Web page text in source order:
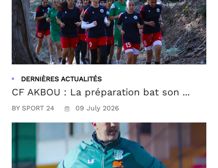
DERNIÈRES ACTUALITÉS
CF AKBOU : La préparation bat son ...
BY SPORT 24 09 July 2026